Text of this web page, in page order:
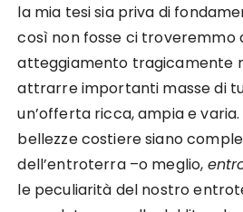
la mia tesi sia priva di
così non fosse ci troveremmo
atteggiamento tragicamente
attrarre importanti masse di
un’offerta ricca, ampia e
bellezze costiere siano
dell’entroterra –o meglio,
le peculiarità del nostro